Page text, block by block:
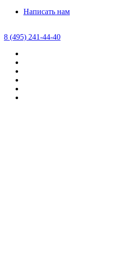
Написать нам
8 (495) 241-44-40